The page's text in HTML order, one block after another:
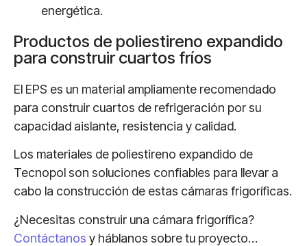
energética.
Productos de poliestireno expandido
para construir cuartos fríos
El EPS es un material ampliamente recomendado
para construir cuartos de refrigeración por su
capacidad aislante, resistencia y calidad.
Los materiales de poliestireno expandido de
Tecnopol son soluciones confiables para llevar a
cabo la construcción de estas cámaras frigoríficas.
¿Necesitas construir una cámara frigorífica?
Contáctanos y háblanos sobre tu proyecto…